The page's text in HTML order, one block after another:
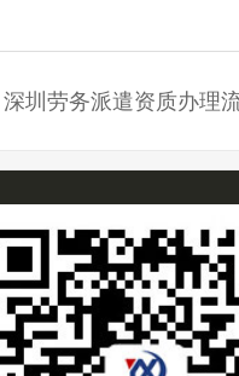
深圳劳务派遣资质办理